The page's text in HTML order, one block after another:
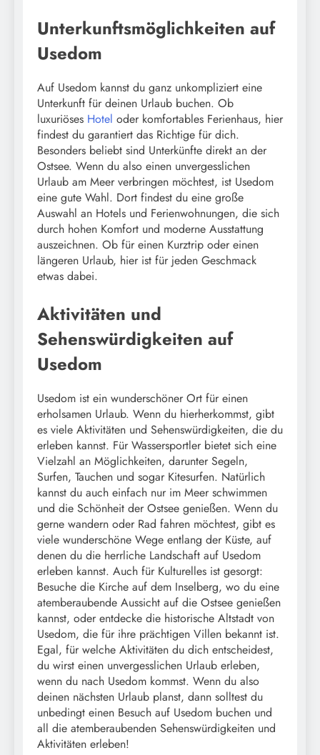
Unterkunftsmöglichkeiten auf
Usedom
Auf Usedom kannst du ganz unkompliziert eine
Unterkunft für deinen Urlaub buchen. Ob
luxuriöses Hotel oder komfortables Ferienhaus, hier
findest du garantiert das Richtige für dich.
Besonders beliebt sind Unterkünfte direkt an der
Ostsee. Wenn du also einen unvergesslichen
Urlaub am Meer verbringen möchtest, ist Usedom
eine gute Wahl. Dort findest du eine große
Auswahl an Hotels und Ferienwohnungen, die sich
durch hohen Komfort und moderne Ausstattung
auszeichnen. Ob für einen Kurztrip oder einen
längeren Urlaub, hier ist für jeden Geschmack
etwas dabei.
Aktivitäten und
Sehenswürdigkeiten auf
Usedom
Usedom ist ein wunderschöner Ort für einen
erholsamen Urlaub. Wenn du hierherkommst, gibt
es viele Aktivitäten und Sehenswürdigkeiten, die du
erleben kannst. Für Wassersportler bietet sich eine
Vielzahl an Möglichkeiten, darunter Segeln,
Surfen, Tauchen und sogar Kitesurfen. Natürlich
kannst du auch einfach nur im Meer schwimmen
und die Schönheit der Ostsee genießen. Wenn du
gerne wandern oder Rad fahren möchtest, gibt es
viele wunderschöne Wege entlang der Küste, auf
denen du die herrliche Landschaft auf Usedom
erleben kannst. Auch für Kulturelles ist gesorgt:
Besuche die Kirche auf dem Inselberg, wo du eine
atemberaubende Aussicht auf die Ostsee genießen
kannst, oder entdecke die historische Altstadt von
Usedom, die für ihre prächtigen Villen bekannt ist.
Egal, für welche Aktivitäten du dich entscheidest,
du wirst einen unvergesslichen Urlaub erleben,
wenn du nach Usedom kommst. Wenn du also
deinen nächsten Urlaub planst, dann solltest du
unbedingt einen Besuch auf Usedom buchen und
all die atemberaubenden Sehenswürdigkeiten und
Aktivitäten erleben!